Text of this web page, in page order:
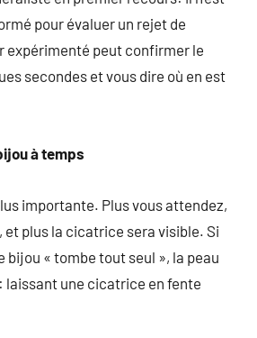
pour évaluer un rejet de
expérimenté peut confirmer le
secondes et vous dire où en est
à temps
importante. Plus vous attendez,
et plus la cicatrice sera visible. Si
bijou « tombe tout seul », la peau
laissant une cicatrice en fente